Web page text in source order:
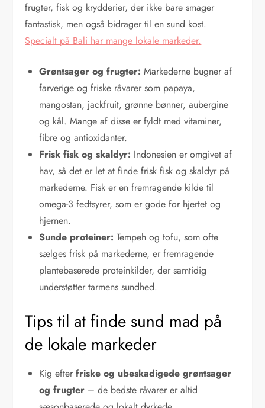
frugter, fisk og krydderier, der ikke bare smager
fantastisk, men også bidrager til en sund kost.
Specialt på Bali har mange lokale markeder.
Grøntsager og frugter: Markederne bugner af
farverige og friske råvarer som papaya,
mangostan, jackfruit, grønne bønner, aubergine
og kål. Mange af disse er fyldt med vitaminer,
fibre og antioxidanter.
Frisk fisk og skaldyr: Indonesien er omgivet af
hav, så det er let at finde frisk fisk og skaldyr på
markederne. Fisk er en fremragende kilde til
omega-3 fedtsyrer, som er gode for hjertet og
hjernen.
Sunde proteiner: Tempeh og tofu, som ofte
sælges frisk på markederne, er fremragende
plantebaserede proteinkilder, der samtidig
understøtter tarmens sundhed.
Tips til at finde sund mad på
de lokale markeder
Kig efterfriske og ubeskadigede grøntsager
og frugter – de bedste råvarer er altid